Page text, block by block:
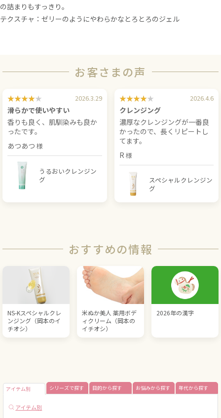
の詰まりもすっきり。
テクスチャ：ゼリーのようにやわらかなとろとろのジェル
お客さまの声
2026.3.29
滑らかで使いやすい
香りも良く、肌馴染みも良か
ったです。
あつあつ
うるおいクレンジン
グ
2026.4.6
クレンジング
濃厚なクレンジングが一番良
かったので、長くリピートし
てます。
R
スペシャルクレンジン
グ
おすすめの情報
NS-Kスペシャルクレ
ンジング（岡本のイ
チオシ）
米ぬか美人 薬用ボデ
ィクリーム（岡本の
イチオシ）
2026年の漢字
アイテム別 シリーズで探す 目的から探す お悩みから探す 年代から探す
アイテム別